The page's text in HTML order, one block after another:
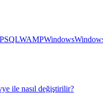
SQLWAMPWindows